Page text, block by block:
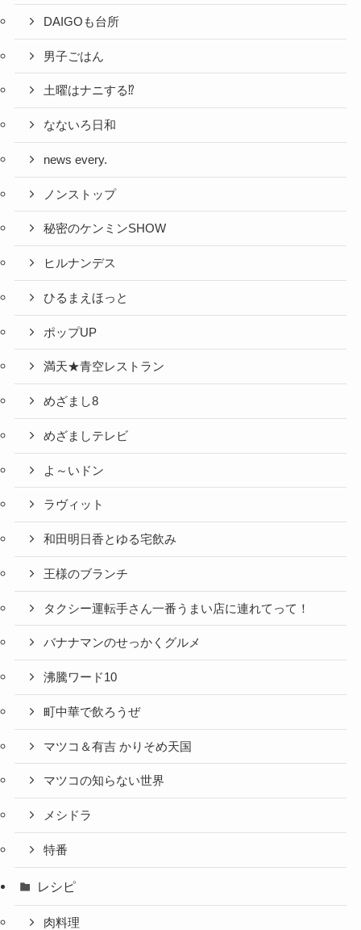
DAIGOも台所
男子ごはん
土曜はナニする⁉
なないろ日和
news every.
ノンストップ
秘密のケンミンSHOW
ヒルナンデス
ひるまえほっと
ポップUP
満天★青空レストラン
めざまし8
めざましテレビ
よ～いドン
ラヴィット
和田明日香とゆる宅飲み
王様のブランチ
タクシー運転手さん一番うまい店に連れてって！
バナナマンのせっかくグルメ
沸騰ワード10
町中華で飲ろうぜ
マツコ＆有吉 かりそめ天国
マツコの知らない世界
メシドラ
特番
レシピ
肉料理